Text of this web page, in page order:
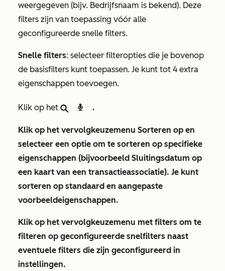
weergegeven (bijv. Bedrijfsnaam is bekend). Deze
filters zijn van toepassing vóór alle
geconfigureerde snelle filters.
Snelle filters: selecteer filteropties die je bovenop
de basisfilters kunt toepassen. Je kunt tot 4 extra
eigenschappen toevoegen.
Klik op het search zoekpictogram om geassocieerde records op naam te zoeken.
Klik op het vervolgkeuzemenu Sorteren op en
selecteer een optie om te sorteren op specifieke
eigenschappen (bijvoorbeeld Sluitingsdatum op
een kaart van een transactieassociatie). Je kunt
sorteren op standaard en aangepaste
voorbeeldeigenschappen.
Klik op het vervolgkeuzemenu met filters om te
filteren op geconfigureerde snelfilters naast
eventuele filters die zijn geconfigureerd in
instellingen.